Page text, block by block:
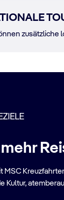
zusätzliche
MSC
Kultur,